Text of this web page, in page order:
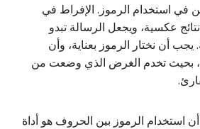
في استخدام الرموز. الإفراط في
عكسية، ويجعل الرسالة تبدو
أن نختار الرموز بعناية، وأن
بحيث تخدم الغرض الذي وضعت من
استخدام الرموز بين الحروف هو أداة